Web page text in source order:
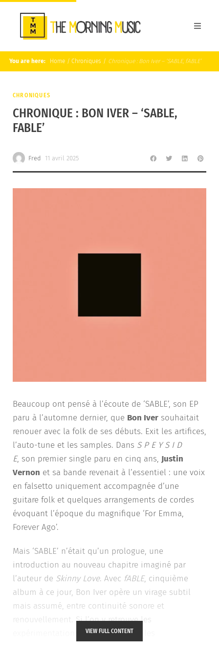
You are here: Home / Chroniques / Chronique : Bon Iver – ‘SABLE, fABLE’
CHRONIQUES
CHRONIQUE : BON IVER – ‘SABLE,
FABLE’
Fred 11 avril 2025
Beaucoup ont pensé à l’écoute de ‘SABLE’, son EP
paru à l’automne dernier, que Bon Iver souhaitait
renouer avec la folk de ses débuts. Exit les artifices,
l’auto-tune et les samples. Dans S P E Y S I D
E, son premier single paru en cinq ans, Justin
Vernon et sa bande revenait à l’essentiel : une voix
en falsetto uniquement accompagnée d’une
guitare folk et quelques arrangements de cordes
évoquant l’époque du magnifique ‘For Emma,
Forever Ago’.
Mais ‘SABLE’ n’était qu’un prologue, une
introduction au nouveau chapitre imaginé par
l’auteur de Skinny Love. Avec fABLE, cinquième
album à ce jour, Bon Iver opère un virage subtil
mais assumé, entre continuité sonore et
renouvellement. Si l’on y retrouve les
expérimentations électroniques et les
VIEW FULL CONTENT